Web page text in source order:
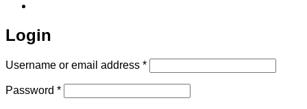
Login
Username or email address *Required
Password *Required